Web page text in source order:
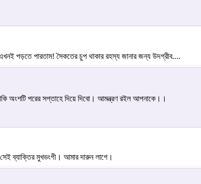
পড়তে পারতাম! সৈকতের চুপ থাকার রহস্য জানার জন্য উদগ্রীব....
অংশটি পরের সপ্তাহে দিয়ে দিবো। আমন্ত্রণ রইল আপনাকে।।
ব্যাক্তির মুখভংগী। আমার দারুন লাগে।